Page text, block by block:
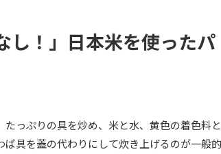
し！」日本米を使ったパ
っぷりの具を炒め、米と水、黄色の着色料と
具を蓋の代わりにして炊き上げるのが一般的